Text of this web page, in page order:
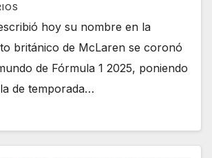
hoy su nombre en la
británico de McLaren se coronó
de Fórmula 1 2025, poniendo
de temporada…